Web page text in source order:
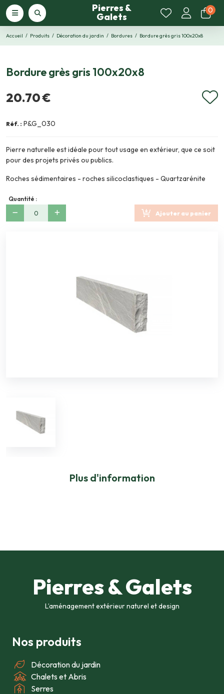
Pierres &
Galets
0
Accueil Produits Décoration du jardin Bordures Bordure grès gris 100x20x8
Bordure grès gris 100x20x8
20.70 €
Réf. : P&G_030
Pierre naturelle est idéale pour tout usage en extérieur, que ce soit
pour des projets privés ou publics.
Roches sédimentaires - roches silicoclastiques - Quartzarénite
Quantité :
Ajouter au panier
Plus d'information
Pierres & Galets
L’aménagement extérieur naturel et design
Nos produits
Décoration du jardin
Chalets et Abris
Serres